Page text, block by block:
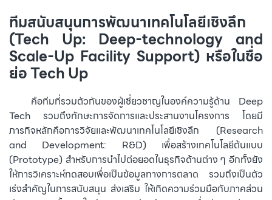
ทีมสนับสนุนการพัฒนาเทคโนโลยีเชิงลึก
(Tech Up: Deep-technology and
Scale-Up Facility Support) หรือในชื่อ
ย่อ Tech Up
⠀⠀⠀คือทีมที่รวมตัวกันของผู้เชี่ยวชาญในองค์ความรู้ด้าน Deep
Tech รวมถึงทักษะการจัดการและประสานงานโครงการ โดยมี
ภารกิจหลักคือการวิจัยและพัฒนาเทคโนโลยีเชิงลึก (Research
and Development: R&D) เพื่อสร้างเทคโนโลยีต้นแบบ
(Prototype) สำหรับการนำไปต่อยอดในธุรกิจด้านต่าง ๆ อีกทั้งยัง
ให้การวิเคราะห์ทดสอบเพื่อเป็นข้อมูลทางการตลาด รวมถึงเป็นตัว
เร่งสำคัญในการสนับสนุน ส่งเสริม ให้เกิดความร่วมมือกับภาคส่วน